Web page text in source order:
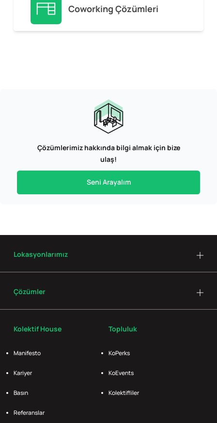
Coworking Çözümleri
Çözümlerimiz hakkında bilgi almak için bize
ulaş!
Seni Arayalım
Kolektif House
Manifesto
Kariyer
Basın
Referanslar
Topluluk
KoPerks
KoEvents
Kolektifliler
Lokasyonlarımız
Çözümler